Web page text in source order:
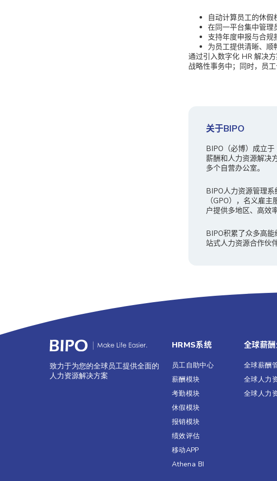
自动计算员工的休假
在同一平台集中管理
支持年度申报与合规
为员工提供清晰、顺
通过引入数字化 HR 解决
战略性事务中；同时，员
关于BIPO
BIPO（必博）成立
薪酬和人力资源解决
多个自营办公室。
BIPO人力资源管理
（GPO），名义雇
户提供多地区、高效
BIPO积累了众多高
站式人力资源合作伙伴
致力于为您的全球员工提供全面的
人力资源解决方案
HRMS系统
员工自助中心
薪酬模块
考勤模块
休假模块
报销模块
绩效评估​
移动APP
Athena BI
全球薪
全球薪酬
全球人力
全球人力